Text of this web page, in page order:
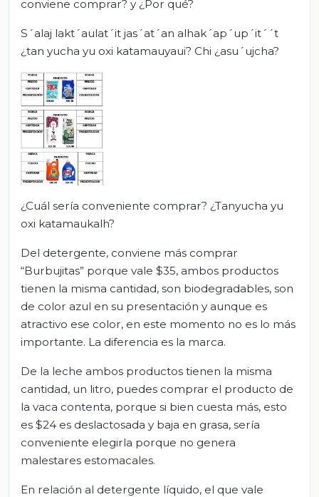
conviene comprar? y ¿Por qué?
S´alaj lakt´aulat´it jas´at´an alhak´ap´up´it´´t
¿tan yucha yu oxi katamauyaui? Chi ¿asu´ujcha?
¿Cuál sería conveniente comprar? ¿Tanyucha yu
oxi katamaukalh?
Del detergente, conviene más comprar
“Burbujitas” porque vale $35, ambos productos
tienen la misma cantidad, son biodegradables, son
de color azul en su presentación y aunque es
atractivo ese color, en este momento no es lo más
importante. La diferencia es la marca.
De la leche ambos productos tienen la misma
cantidad, un litro, puedes comprar el producto de
la vaca contenta, porque si bien cuesta más, esto
es $24 es deslactosada y baja en grasa, sería
conveniente elegirla porque no genera
malestares estomacales.
En relación al detergente líquido, el que vale